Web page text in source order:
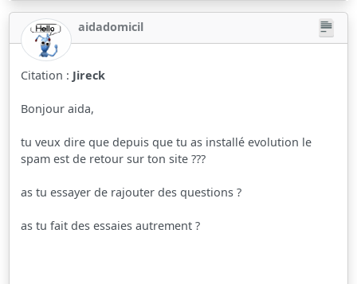
aidadomicil
Citation : Jireck
Bonjour aida,
tu veux dire que depuis que tu as installé evolution le
spam est de retour sur ton site ???
as tu essayer de rajouter des questions ?
as tu fait des essaies autrement ?